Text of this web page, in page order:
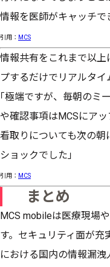
情報を医師がキャッチ
引用： MCS
情報共有をこれまで以
プするだけでリアルタイ
｢極端ですが、毎朝のミ
や確認事項はMCSにア
看取りについても次の
ショックでした」
引用： MCS
まとめ
MCS mobileは医療現場
す。セキュリティ面が
における国内の情報漏